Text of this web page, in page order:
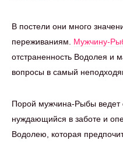
В постели они много
переживаниям. Мужчину-
отстраненность Водолея и
вопросы в самый
Порой мужчина-Рыбы ведет
нуждающийся в заботе и
Водолею, которая